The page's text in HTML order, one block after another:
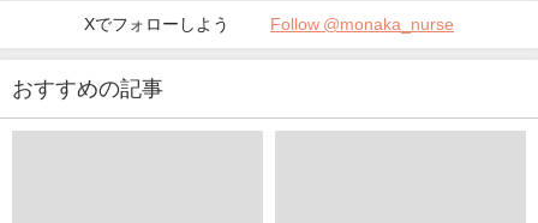
Xでフォローしよう Follow @monaka_nurse
おすすめの記事